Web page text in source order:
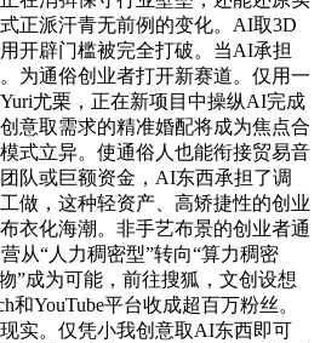
正派汗青无前例的变化。AI取3D
开辟门槛被完全打破。当AI承担
为通俗创业者打开新赛道。仅用一
尤栗，正在新项目中操纵AI完成
意取需求的精准婚配将成为焦点合
式立异。使通俗人也能衔接贸易音
队或巨额资金，AI东西承担了调
做，这种轻资产、高矫捷性的创业
衣化海潮。非手艺布景的创业者通
从“人力稠密型”转向“算力稠密
”成为可能，前往搜狐，文创设想
YouTube平台收成超百万粉丝。
实。仅凭小我创意取AI东西即可